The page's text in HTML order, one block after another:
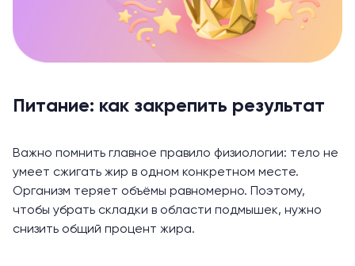
Питание: как закрепить результат
Важно помнить главное правило физиологии: тело не
умеет сжигать жир в одном конкретном месте.
Организм теряет объёмы равномерно. Поэтому,
чтобы убрать складки в области подмышек, нужно
снизить общий процент жира.